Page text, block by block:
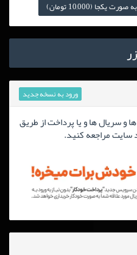
(10,000 تومان)
ورود به نسخه جدید
و سریال ها و یا پرداخت از طریق
سایت مراجعه کنید.